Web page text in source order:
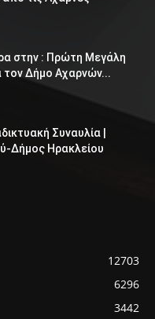
στην : Πρώτη Μεγάλη
τον Δήμο Αχαρνών...
Συναυλία |
Δήμος Ηρακλείου
12703
6296
3442